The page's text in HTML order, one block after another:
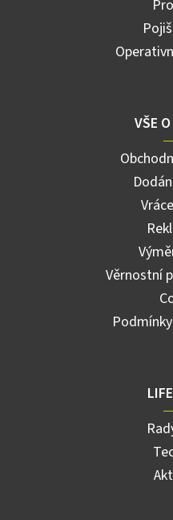
VŠE
Věrnostní